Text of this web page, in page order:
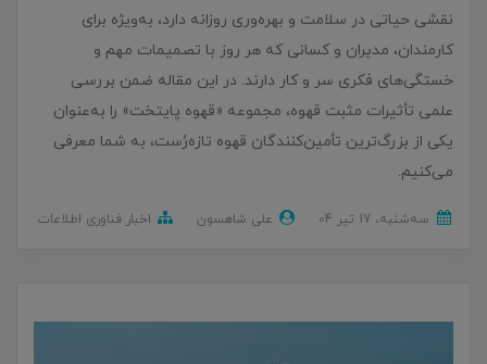
نقشی حیاتی در سلامت و بهره‌وری روزانه دارد، به‌ویژه برای
کارمندان، مدیران و کسانی که هر روز با تصمیمات مهم و
خستگی‌های فکری سر و کار دارند. در این مقاله ضمن بررسی
علمی تأثیرات مثبت قهوه، مجموعه «قهوه پایتخت» را به‌عنوان
یکی از بزرگ‌ترین تأمین‌کنندگان قهوه تازه‌رُست، به شما معرفی
می‌کنیم.
ﺳﻪشنبه، 17 تير 04 علی شاهسون اخبار فناوری اطلاعات